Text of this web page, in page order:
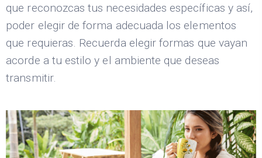
que reconozcas tus necesidades específicas y así,
poder elegir de forma adecuada los elementos
que requieras. Recuerda elegir formas que vayan
acorde a tu estilo y el ambiente que deseas
transmitir.